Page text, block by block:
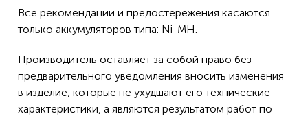
Все рекомендации и предостережения касаются
только аккумуляторов типа: Ni-MH.
Производитель оставляет за собой право без
предварительного уведомления вносить изменения
в изделие, которые не ухудшают его технические
характеристики, а являются результатом работ по